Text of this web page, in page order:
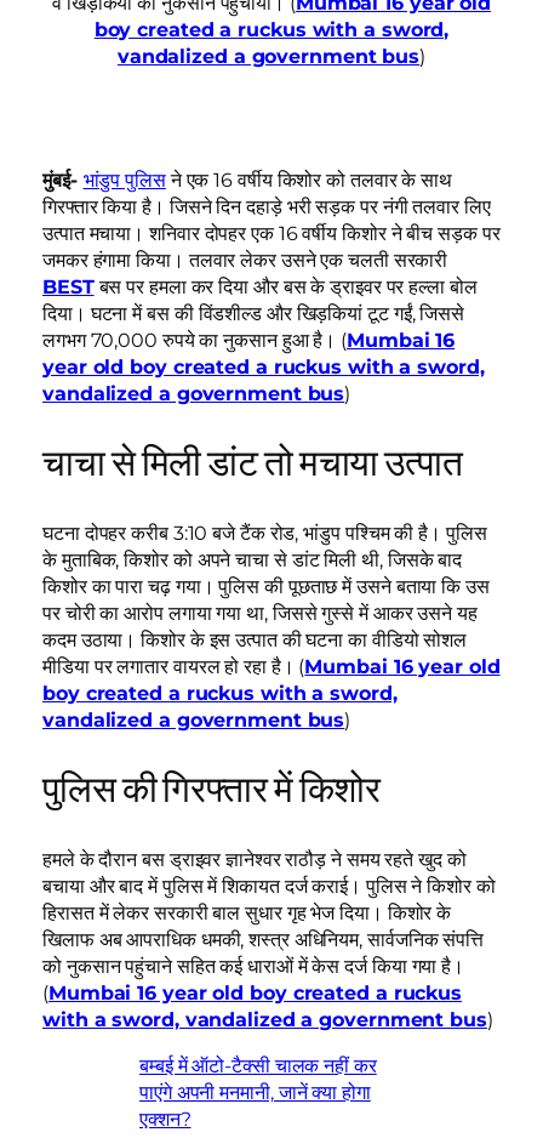
boy created a ruckus with a sword,
vandalized a government bus)
मुंबई- भांडुप पुलिसने एक 16 वर्षीय किशोर को तलवार के साथ
गिरफ्तार किया है। जिसने दिन दहाड़े भरी सड़क पर नंगी तलवार लिए
उत्पात मचाया। शनिवार दोपहर एक 16 वर्षीय किशोर ने बीच सड़क पर
जमकर हंगामा किया। तलवार लेकर उसने एक चलती सरकारी
BESTबस पर हमला कर दिया और बस के ड्राइवर पर हल्ला बोल
दिया। घटना में बस की विंडशील्ड और खिड़कियां टूट गईं, जिससे
लगभग 70,000 रुपये का नुकसान हुआ है। (Mumbai 16
year old boy created a ruckus with a sword,
vandalized a government bus)
चाचा से मिली डांट तो मचाया उत्पात
घटना दोपहर करीब 3:10 बजे टैंक रोड, भांडुप पश्चिम की है। पुलिस
के मुताबिक, किशोर को अपने चाचा से डांट मिली थी, जिसके बाद
किशोर का पारा चढ़ गया। पुलिस की पूछताछ में उसने बताया कि उस
पर चोरी का आरोप लगाया गया था, जिससे गुस्से में आकर उसने यह
कदम उठाया। किशोर के इस उत्पात की घटना का वीडियो सोशल
मीडिया पर लगातार वायरल हो रहा है। (Mumbai 16 year old
boy created a ruckus with a sword,
vandalized a government bus)
पुलिस की गिरफ्तार में किशोर
हमले के दौरान बस ड्राइवर ज्ञानेश्वर राठौड़ ने समय रहते खुद को
बचाया और बाद में पुलिस में शिकायत दर्ज कराई। पुलिस ने किशोर को
हिरासत में लेकर सरकारी बाल सुधार गृह भेज दिया। किशोर के
खिलाफ अब आपराधिक धमकी, शस्त्र अधिनियम, सार्वजनिक संपत्ति
को नुकसान पहुंचाने सहित कई धाराओं में केस दर्ज किया गया है।
(Mumbai 16 year old boy created a ruckus
with a sword, vandalized a government bus)
बम्बई में ऑटो-टैक्सी चालक नहीं कर
पाएंगे अपनी मनमानी, जानें क्या होगा
एक्शन?